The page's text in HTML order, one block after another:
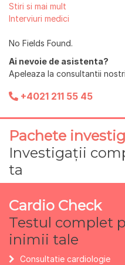
Stiri si mai mult
Interviuri medici
No Fields Found.
Ai nevoie de asistenta?
Apeleaza la consultantii
+4021 211 55 45
Pachete
Investigații
ta
Cardio Check
Testul complet
inimii tale
Consultatie cardiologie